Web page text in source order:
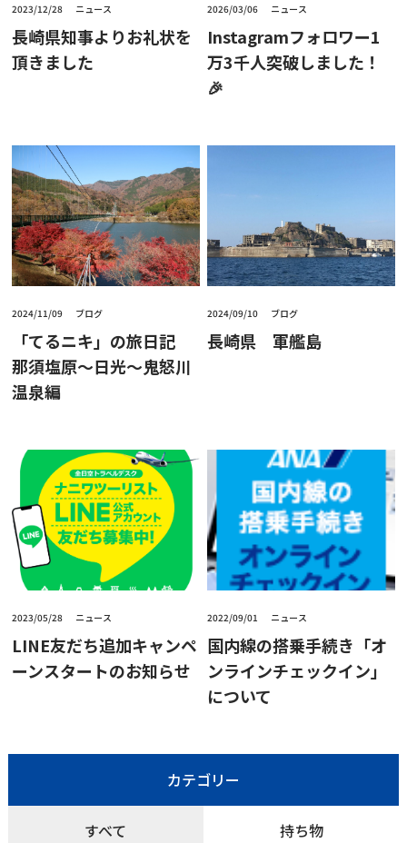
2023/12/28 ニュース
長崎県知事よりお礼状を
頂きました
2026/03/06 ニュース
Instagramフォロワー1
万3千人突破しました！
🎉
2024/11/09 ブログ
「てるニキ」の旅日記
那須塩原～日光～鬼怒川
温泉編
2024/09/10 ブログ
長崎県 軍艦島
2023/05/28 ニュース
LINE友だち追加キャンペ
ーンスタートのお知らせ
2022/09/01 ニュース
国内線の搭乗手続き「オ
ンラインチェックイン」
について
カテゴリー
すべて 持ち物